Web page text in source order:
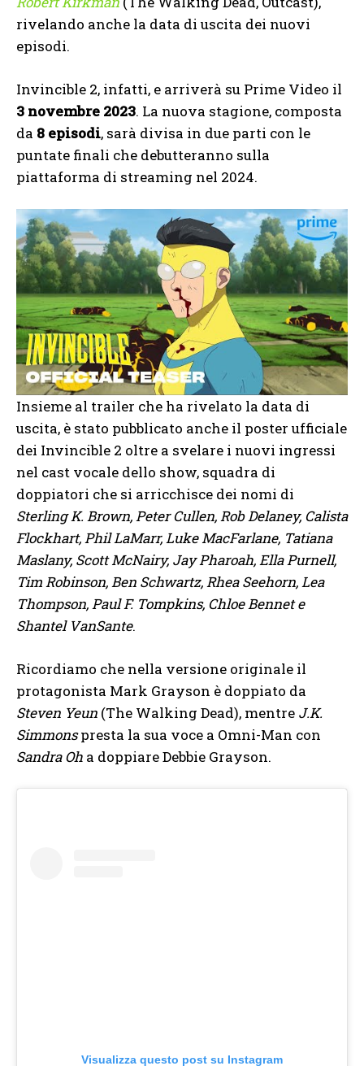
rivelando anche la data di uscita dei nuovi
episodi.
Invincible 2, infatti, e arriverà su Prime Video il
3 novembre 2023. La nuova stagione, composta
da 8 episodi, sarà divisa in due parti con le
puntate finali che debutteranno sulla
piattaforma di streaming nel 2024.
Insieme al trailer che ha rivelato la data di
uscita, è stato pubblicato anche il poster ufficiale
dei Invincible 2 oltre a svelare i nuovi ingressi
nel cast vocale dello show, squadra di
doppiatori che si arricchisce dei nomi di
Sterling K. Brown, Peter Cullen, Rob Delaney, Calista
Flockhart, Phil LaMarr, Luke MacFarlane, Tatiana
Maslany, Scott McNairy, Jay Pharoah, Ella Purnell,
Tim Robinson, Ben Schwartz, Rhea Seehorn, Lea
Thompson, Paul F. Tompkins, Chloe Bennet e
Shantel VanSante.
Ricordiamo che nella versione originale il
protagonista Mark Grayson è doppiato da
Steven Yeun (The Walking Dead), mentre J.K.
Simmonspresta la sua voce a Omni-Man con
Sandra Oh a doppiare Debbie Grayson.
Visualizza questo post su Instagram